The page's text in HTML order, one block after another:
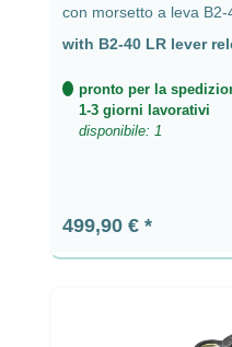
con morsetto a leva B2-
with B2-40 LR lever
pronto per la
1-3 giorni lavorativi
disponibile: 1
Prezzo normale:
499,90 €